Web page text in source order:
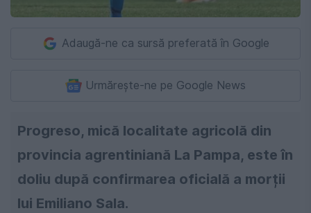
Adaugă-ne ca sursă preferată în Google
Urmărește-ne pe Google News
Progreso, mică localitate agricolă din
provincia agrentiniană La Pampa, este în
doliu după confirmarea oficială a morții
lui Emiliano Sala.